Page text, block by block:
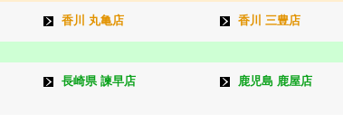
香川 丸亀店 香川 三豊店
長崎県 諫早店 鹿児島 鹿屋店